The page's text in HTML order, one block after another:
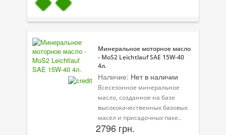
Минеральное моторное масло
- MoS2 Leichtlauf SAE 15W-40
4л.
Наличие: Нет в наличии
Всесезонное минеральное
масло, созданное на базе
высококачественных базовых
масел и присадочных паке..
2796 грн.